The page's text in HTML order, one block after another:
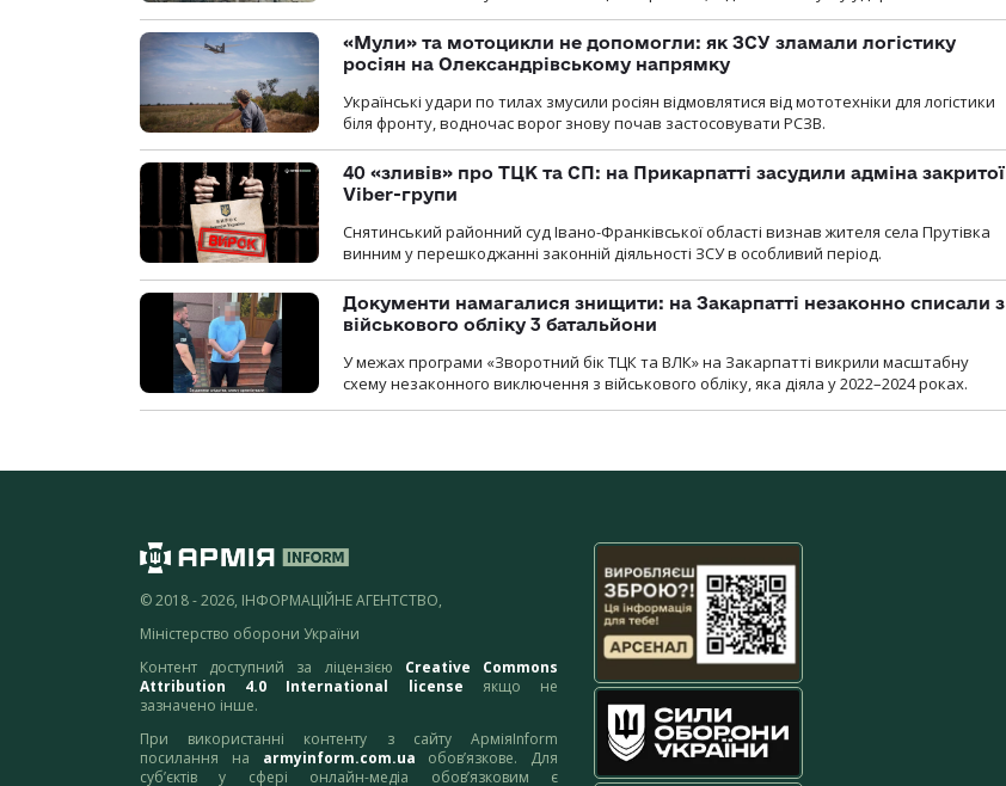
«Мули» та мотоцикли не допомогли: як ЗСУ зламали логістику
росіян на Олександрівському напрямку
Українські удари по тилах змусили росіян відмовлятися від мототехніки для логістики
біля фронту, водночас ворог знову почав застосовувати РСЗВ.
40 «зливів» про ТЦК та СП: на Прикарпатті засудили адміна закритої
Viber-групи
Снятинський районний суд Івано-Франківської області визнав жителя села Прутівка
винним у перешкоджанні законній діяльності ЗСУ в особливий період.
Документи намагалися знищити: на Закарпатті незаконно списали з
військового обліку 3 батальйони
У межах програми «Зворотний бік ТЦК та ВЛК» на Закарпатті викрили масштабну
схему незаконного виключення з військового обліку, яка діяла у 2022–2024 роках.
© 2018 - 2026, ІНФОРМАЦІЙНЕ АГЕНТСТВО,
Міністерство оборони України
Контент доступний за ліцензією Creative Commons
Attribution 4.0 International license якщо не
зазначено інше.
При використанні контенту з сайту АрміяInform
посилання на armyinform.com.ua обов’язкове. Для
суб’єктів у сфері онлайн-медіа обов’язковим є